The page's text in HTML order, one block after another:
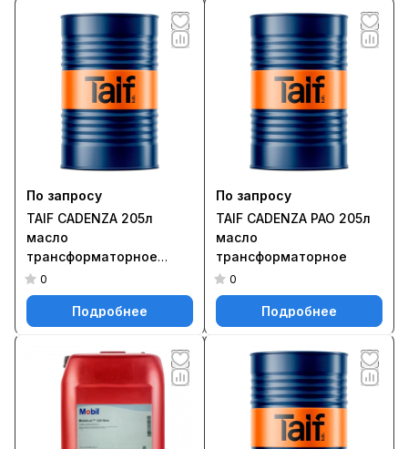
По запросу
TAIF CADENZA 205л
масло
трансформаторное
осушенное до 70кВ
0
Подробнее
По запросу
TAIF CADENZA PAO 205л
масло
трансформаторное
0
Подробнее